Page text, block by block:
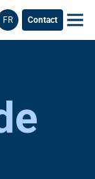
FR Contact